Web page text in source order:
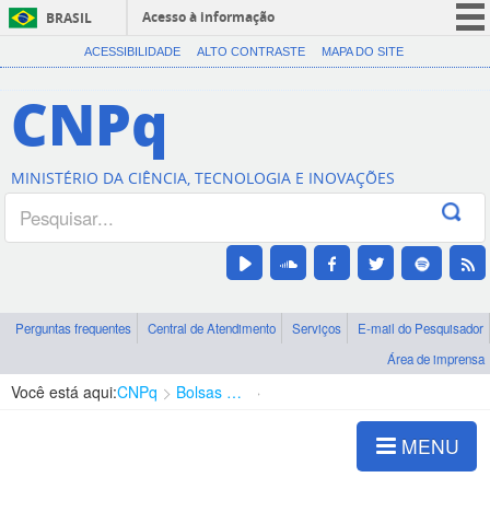
BRASIL
Acesso à informação
CORONAVÍRUS (COVID-19)
Canais
ACESSIBILIDADE ALTO CONTRASTE MAPA DO SITE
CNPq
MINISTÉRIO DA CIÊNCIA, TECNOLOGIA E INOVAÇÕES
Perguntas frequentes Central de Atendimento Serviços
E-mail do Pesquisador
Área de imprensa
Você está aqui:CNPq Bolsas e Auxílios Vigentes
MENU